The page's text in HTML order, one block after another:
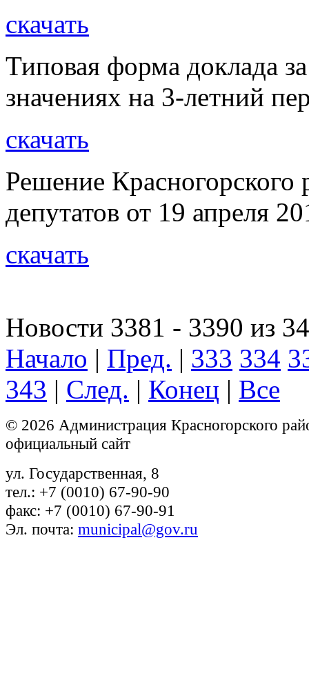
скачать
Типовая форма доклада
значениях на 3-летний
скачать
Решение
депутатов от 19 апреля
скачать
Новости 3381 - 3390 из
Начало | Пред. | 333 334
343 | След. | Конец | Все
© 2026 Администрация Красногорского
официальный сайт
ул. Государственная, 8
тел.: +7 (0010) 67-90-90
факс: +7 (0010) 67-90-91
Эл. почта: municipal@gov.ru